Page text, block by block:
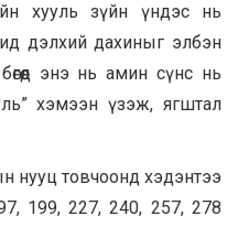
хууль зүйн үндэс нь
дэлхий дахиныг элбэн
энэ нь амин сүнс нь
хэмээн үзэж, ягштал
нууц товчоонд хэдэнтээ
199, 227, 240, 257, 278